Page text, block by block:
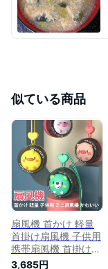
似ている商品
扇風機 首かけ 軽量
首掛け扇風機 子供用
携帯扇風機 首掛け
usb充電式 ハンディ
3,685円